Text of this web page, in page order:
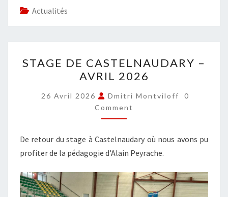
Actualités
DE
CASTELNAUDARY
–
AVRIL
2026
STAGE DE CASTELNAUDARY –
AVRIL 2026
26 Avril 2026 Dmitri Montviloff
0
Comment
De retour du stage à Castelnaudary où nous avons pu
profiter de la pédagogie d’Alain Peyrache.